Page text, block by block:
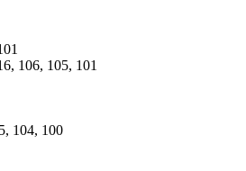
106, 105, 101
104, 100